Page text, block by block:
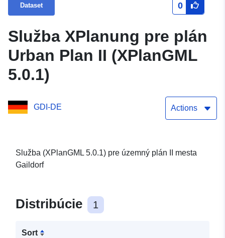
Dataset 0
Služba XPlanung pre plán
Urban Plan II (XPlanGML
5.0.1)
GDI-DE Actions
Služba (XPlanGML 5.0.1) pre územný plán II mesta
Gaildorf
Distribúcie 1
Sort